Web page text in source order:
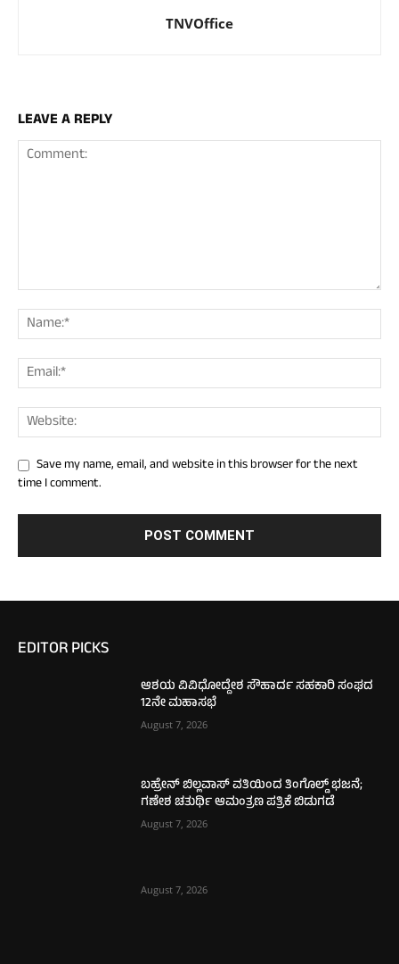
TNVOffice
LEAVE A REPLY
Save my name, email, and website in this browser for the next
time I comment.
EDITOR PICKS
ಆಶಯ ವಿವಿಧೋದ್ದೇಶ ಸೌಹಾರ್ದ ಸಹಕಾರಿ ಸಂಘದ
12ನೇ ಮಹಾಸಭೆ
August 7, 2026
ಬಹ್ರೇನ್ ಬಿಲ್ಲವಾಸ್ ವತಿಯಿಂದ ತಿಂಗೊಲ್ಡ್ ಭಜನೆ;
ಗಣೇಶ ಚತುರ್ಥಿ ಆಮಂತ್ರಣ ಪತ್ರಿಕೆ ಬಿಡುಗಡೆ
August 7, 2026
August 7, 2026